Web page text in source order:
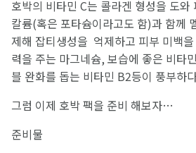
호박의 비타민 C는 콜라겐 형성을 도와
칼륨(혹은 포타슘이라고도 함)과 함께
제해 잡티생성을 억제하고 피부 미백
력을 주는 마그네슘, 보습에 좋은 비타
블 완화를 돕는 비타민 B2등이 풍부하
그럼 이제 호박 팩을 준비 해보자…
준비물